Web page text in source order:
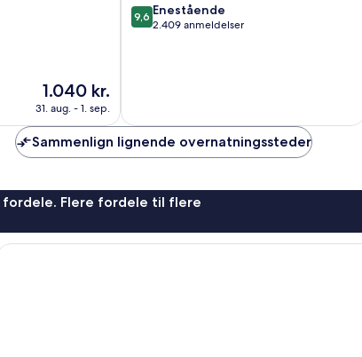
Prisen
er
1.040 kr.
1.040 kr.
31. aug. - 1. sep.
9.6
ud
9,6 Enestående
2.409 anmeldelser
Sammenlign lignende overnatningssteder
Flere fordele til flere